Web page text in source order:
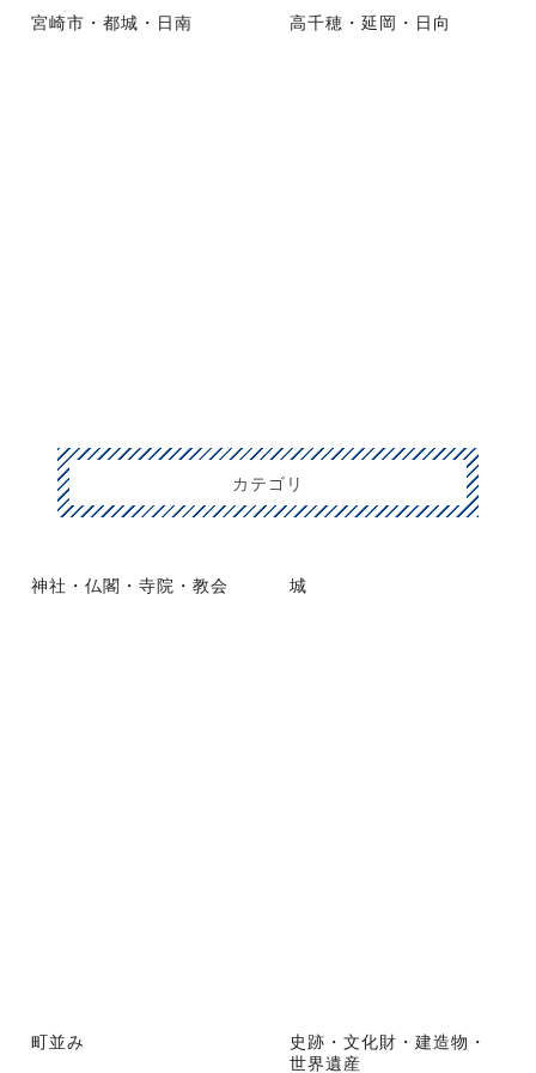
宮崎市・都城・日南 高千穂・延岡・日向
カテゴリ
神社・仏閣・寺院・教会 城
町並み
史跡・文化財・建造物・
世界遺産